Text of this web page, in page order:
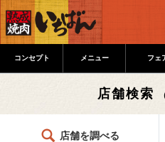
コンセプト メニュー フェ
店舗検索
店舗を調べる